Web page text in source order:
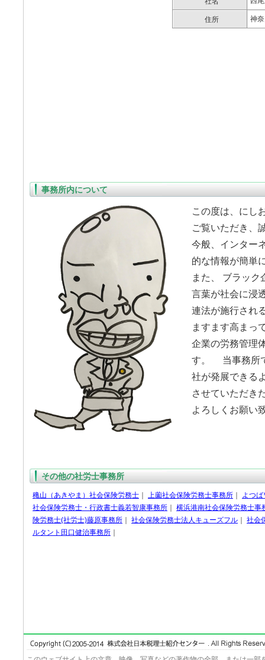
住所 神
事務所内について
この度は、にし
ご覧いただき
今般、インター
的な情報が簡単
また、 ブラック
言葉が社会に浸
連法が施行され
ますます高ま
企業の労務管理
す。 当事務所
社が発展できる
させていただき
よろしくお願い
その他の社労士事務所
穐山（あきやま）社会保険労務士 上薗社会保険労務士事務所
よつ
社会保険労務士・行政書士義若智康事務所
横浜港南社会保険労務士事
険労務士(社労士)藤原事務所
社会保険労務士法人キューズフル
社会
ルタント田口健治事務所